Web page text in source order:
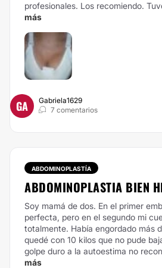
profesionales. Los recomiendo.
más
GA
Gabriela1629
7 comentarios
ABDOMINOPLASTÍA
ABDOMINOPLASTIA BIEN
Soy mamá de dos. En el primer
perfecta, pero en el segundo mi
totalmente. Había engordado más
quedé con 10 kilos que no pude
golpe duro a la autoestima no
más